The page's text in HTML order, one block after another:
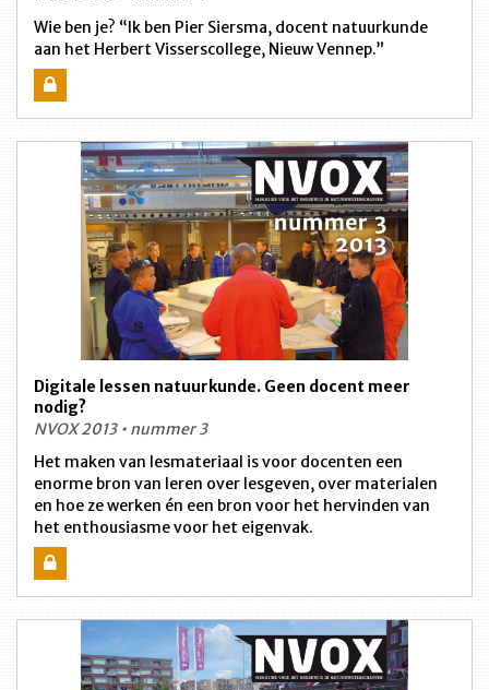
Wie ben je? “Ik ben Pier Siersma, docent natuurkunde
aan het Herbert Visserscollege, Nieuw Vennep.”
Digitale lessen natuurkunde. Geen docent meer
nodig?
NVOX 2013 • nummer 3
Het maken van lesmateriaal is voor docenten een
enorme bron van leren over lesgeven, over materialen
en hoe ze werken én een bron voor het hervinden van
het enthousiasme voor het eigenvak.